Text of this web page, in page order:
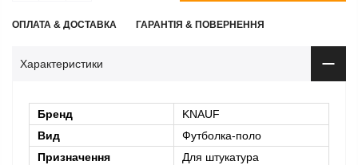
ОПЛАТА & ДОСТАВКА ГАРАНТІЯ & ПОВЕРНЕННЯ
Характеристики
Бренд
KNAUF
Вид
Футболка-поло
Призначення
Для штукатура